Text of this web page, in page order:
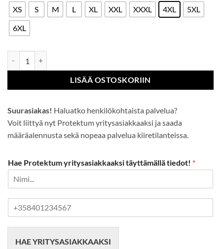
XS S M L XL XXL XXXL 4XL
5XL
6XL
LISÄÄ OSTOSKORIIN
Suurasiakas! Haluatko henkilökohtaista palvelua?
Voit liittyä nyt Protektum yritysasiakkaaksi ja saada
määräalennusta sekä nopeaa palvelua kiiretilanteissa.
Hae Protektum yritysasiakkaaksi täyttämällä tiedot! *
HAE YRITYSASIAKKAAKSI